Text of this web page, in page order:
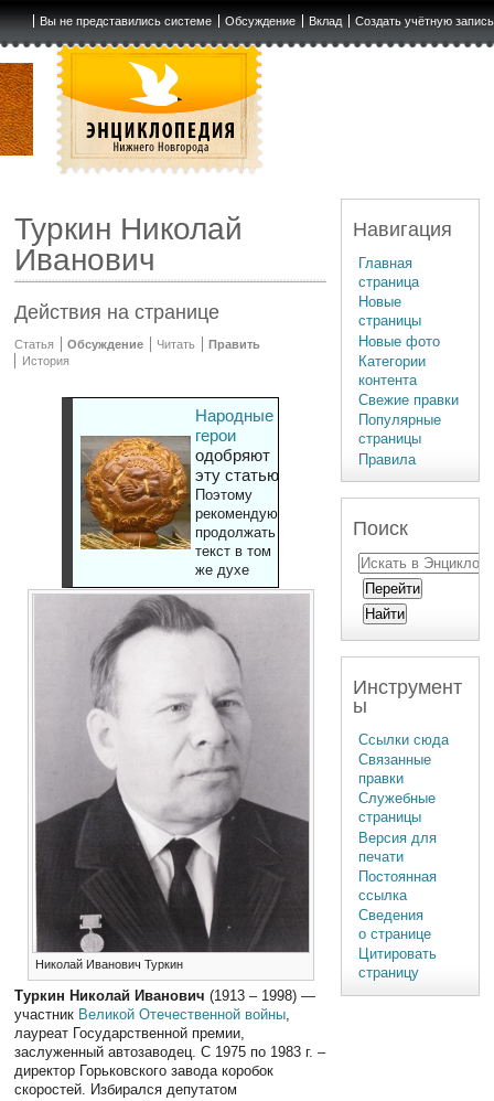
Вы не представились системе Обсуждение Вклад Создать учётную запись
Туркин Николай
Иванович
Действия на странице
Статья Обсуждение Читать
Править
История
Народные
герои
одобряют
эту статью
Поэтому
рекомендуют
продолжать
текст в том
же духе
Николай Иванович Туркин
Туркин Николай Иванович (1913 – 1998) —
участник Великой Отечественной войны,
лауреат Государственной премии,
заслуженный автозаводец. С 1975 по 1983 г. –
директор Горьковского завода коробок
скоростей. Избирался депутатом
Навигация
Главная
страница
Новые
страницы
Новые фото
Категории
контента
Свежие правки
Популярные
страницы
Правила
Поиск
Инструмент
ы
Ссылки сюда
Связанные
правки
Служебные
страницы
Версия для
печати
Постоянная
ссылка
Сведения
о странице
Цитировать
страницу